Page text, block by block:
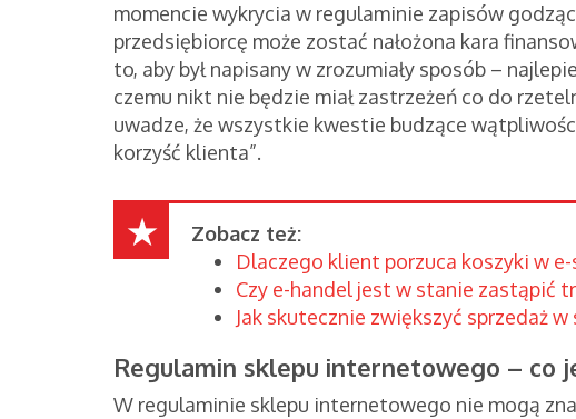
momencie wykrycia w regulaminie zapisów
przedsiębiorcę może zostać nałożona kara
to, aby był napisany w zrozumiały sposób –
czemu nikt nie będzie miał zastrzeżeń co do
uwadze, że wszystkie kwestie budzące
korzyść klienta”.
Zobacz też:
Dlaczego klient porzuca koszyki w
Czy e-handel jest w stanie zastąpić
Jak skutecznie zwiększyć sprzedaż
Regulamin sklepu internetowego – co
W regulaminie sklepu internetowego nie mogą